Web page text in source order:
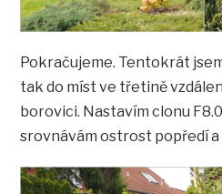
Pokračujeme. Tentokrát
tak do míst ve třetině
borovici. Nastavím clonu
srovnávám ostrost popředí a